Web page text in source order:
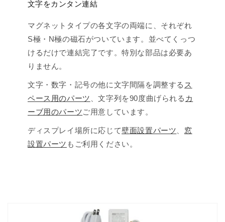
文字をカンタン連結
マグネットタイプの各文字の両端に、それぞれ
S極・N極の磁石がついています。並べてくっつ
けるだけで連結完了です。特別な部品は必要あ
りません。
文字・数字・記号の他に文字間隔を調整する ス
ペース用のパーツ
、文字列を90度曲げられる カ
ーブ用のパーツご用意しています。
ディスプレイ場所に応じて壁面設置パーツ
窓
設置パーツ もご利用ください。